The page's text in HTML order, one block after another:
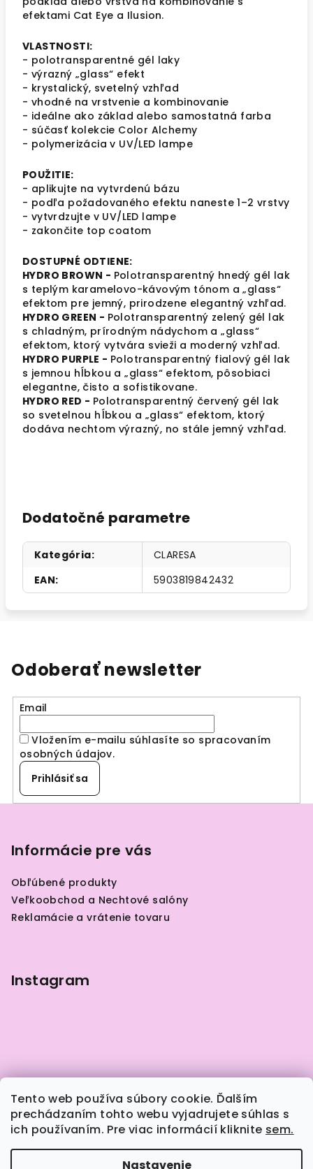
Tento web používa súbory cookie. Ďalším
prechádzaním tohto webu vyjadrujete súhlas s
ich používaním. Pre viac informácií kliknite sem.
Nastavenie
efektami Cat Eye a Ilusion.
VLASTNOSTI:
- polotransparentné gél laky
- výrazný „glass“ efekt
- krystalický, svetelný vzhľad
- vhodné na vrstvenie a kombinovanie
- ideálne ako základ alebo samostatná farba
- súčasť kolekcie Color Alchemy
- polymerizácia v UV/LED lampe
POUŽITIE:
- aplikujte na vytvrdenú bázu
- podľa požadovaného efektu naneste 1–2 vrstvy
- vytvrdzujte v UV/LED lampe
- zakončite top coatom
DOSTUPNÉ ODTIENE:
HYDRO BROWN - Polotransparentný hnedý gél lak
s teplým karamelovo-kávovým tónom a „glass“
efektom pre jemný, prirodzene elegantný vzhľad.
HYDRO GREEN - Polotransparentný zelený gél lak
s chladným, prírodným nádychom a „glass“
efektom, ktorý vytvára svieži a moderný vzhľad.
HYDRO PURPLE - Polotransparentný fialový gél lak
s jemnou hĺbkou a „glass“ efektom, pôsobiaci
elegantne, čisto a sofistikovane.
HYDRO RED - Polotransparentný červený gél lak
so svetelnou hĺbkou a „glass“ efektom, ktorý
dodáva nechtom výrazný, no stále jemný vzhľad.
Dodatočné parametre
Kategória:
CLARESA
EAN: 5903819842432
Odoberať newsletter
Email
Vložením e-mailu súhlasíte so spracovaním
osobných údajov.
Prihlásiť sa
Informácie pre vás
Obľúbené produkty
Veľkoobchod a Nechtové salóny
Reklamácie a vrátenie tovaru
Instagram
Sledovať na Instagrame